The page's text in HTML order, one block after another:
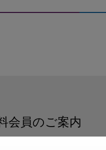
会員のご案内